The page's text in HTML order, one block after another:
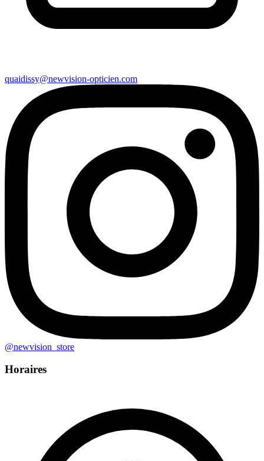
quaidissy@newvision-opticien.com
@newvision_store
Horaires